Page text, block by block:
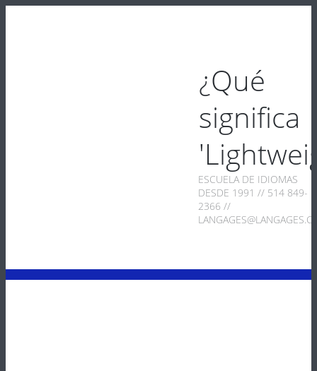
¿Qué
significa
ESCUELA DE IDIOMAS
DESDE 1991 // 514 849-
2366 //